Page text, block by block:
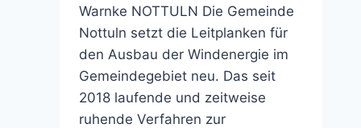
Warnke NOTTULN Die Gemeinde
Nottuln setzt die Leitplanken für
den Ausbau der Windenergie im
Gemeindegebiet neu. Das seit
2018 laufende und zeitweise
ruhende Verfahren zur